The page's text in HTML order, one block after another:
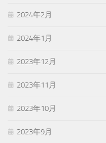
2024年2月
2024年1月
2023年12月
2023年11月
2023年10月
2023年9月